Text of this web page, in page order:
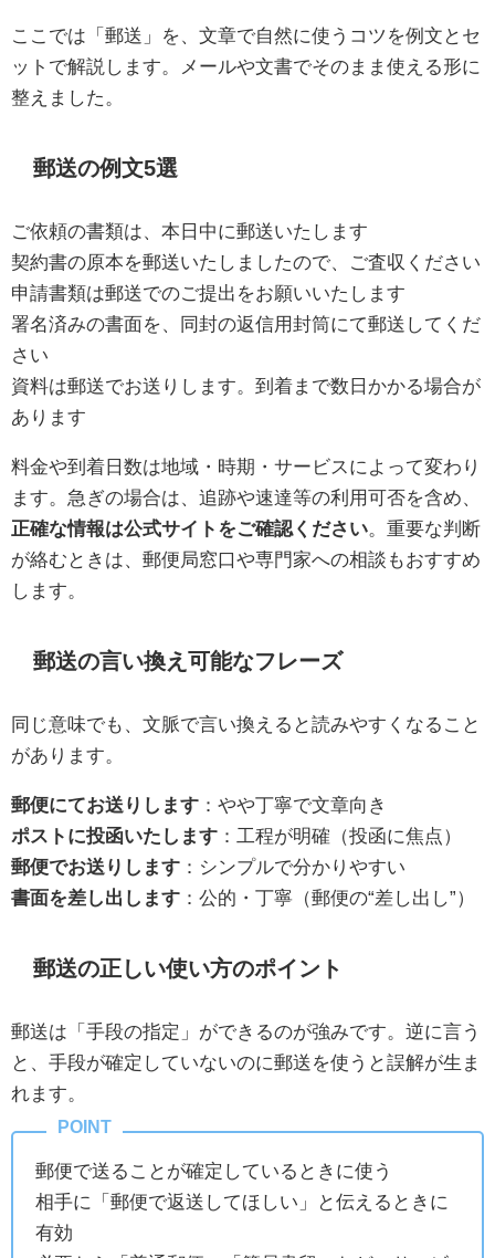
ここでは「郵送」を、文章で自然に使うコツを例文とセ
ットで解説します。メールや文書でそのまま使える形に
整えました。
郵送の例文5選
ご依頼の書類は、本日中に郵送いたします
契約書の原本を郵送いたしましたので、ご査収ください
申請書類は郵送でのご提出をお願いいたします
署名済みの書面を、同封の返信用封筒にて郵送してくだ
さい
資料は郵送でお送りします。到着まで数日かかる場合が
あります
料金や到着日数は地域・時期・サービスによって変わり
ます。急ぎの場合は、追跡や速達等の利用可否を含め、
正確な情報は公式サイトをご確認ください 。重要な判断
が絡むときは、郵便局窓口や専門家への相談もおすすめ
します。
郵送の言い換え可能なフレーズ
同じ意味でも、文脈で言い換えると読みやすくなること
があります。
郵便にてお送りします ：やや丁寧で文章向き
ポストに投函いたします ：工程が明確（投函に焦点）
郵便でお送りします ：シンプルで分かりやすい
書面を差し出します ：公的・丁寧（郵便の“差し出し”）
郵送の正しい使い方のポイント
郵送は「手段の指定」ができるのが強みです。逆に言う
と、手段が確定していないのに郵送を使うと誤解が生ま
れます。
郵便で送ることが確定しているときに使う
相手に「郵便で返送してほしい」と伝えるときに
有効